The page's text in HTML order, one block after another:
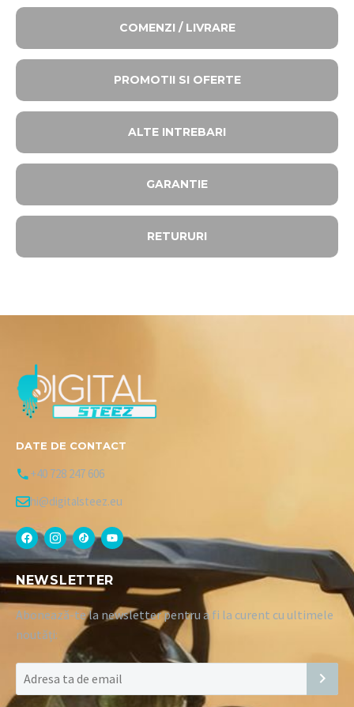
COMENZI / LIVRARE
PROMOTII SI OFERTE​
ALTE INTREBARI​
GARANTIE
RETURURI
DATE DE CONTACT
+40 728 247 606
hi@digitalsteez.eu
NEWSLETTER
Abonează-te la newsletter pentru a fi la curent cu ultimele
noutăți: